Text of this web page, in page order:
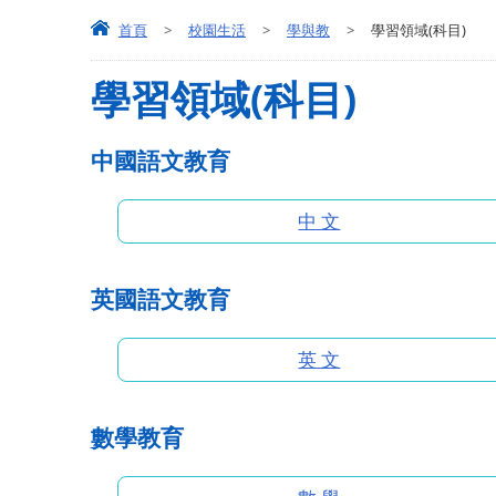
首頁 > 校園生活 > 學與教 > 學習領域(科目)
學習領域(科目)
中國語文教育
中 文
英國語文教育
英 文
數學教育